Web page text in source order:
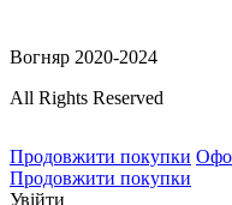
Вогняр 2020-2024
All Rights Reserved
Продовжити покупки
Продовжити покупки
Увійти